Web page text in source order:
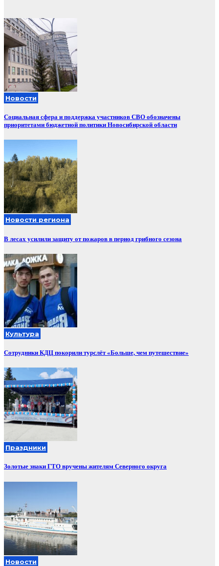
Новости
Социальная сфера и поддержка участников СВО обозначены
приоритетами бюджетной политики Новосибирской области
Новости региона
В лесах усилили защиту от пожаров в период грибного сезона
Культура
Сотрудники КДЦ покорили турслёт «Больше, чем путешествие»
Праздники
Золотые знаки ГТО вручены жителям Северного округа
Новости